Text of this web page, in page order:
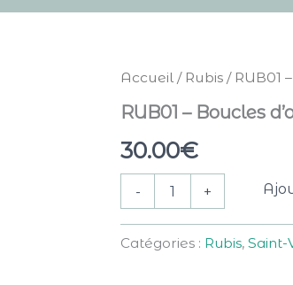
Accueil / Rubis / RUB01
RUB01 – Boucles
30.00€
-
quantité
RUB01
Boucles
d'oreilles
Rubis
pleine
+
Catégories : Rubis,Saint-